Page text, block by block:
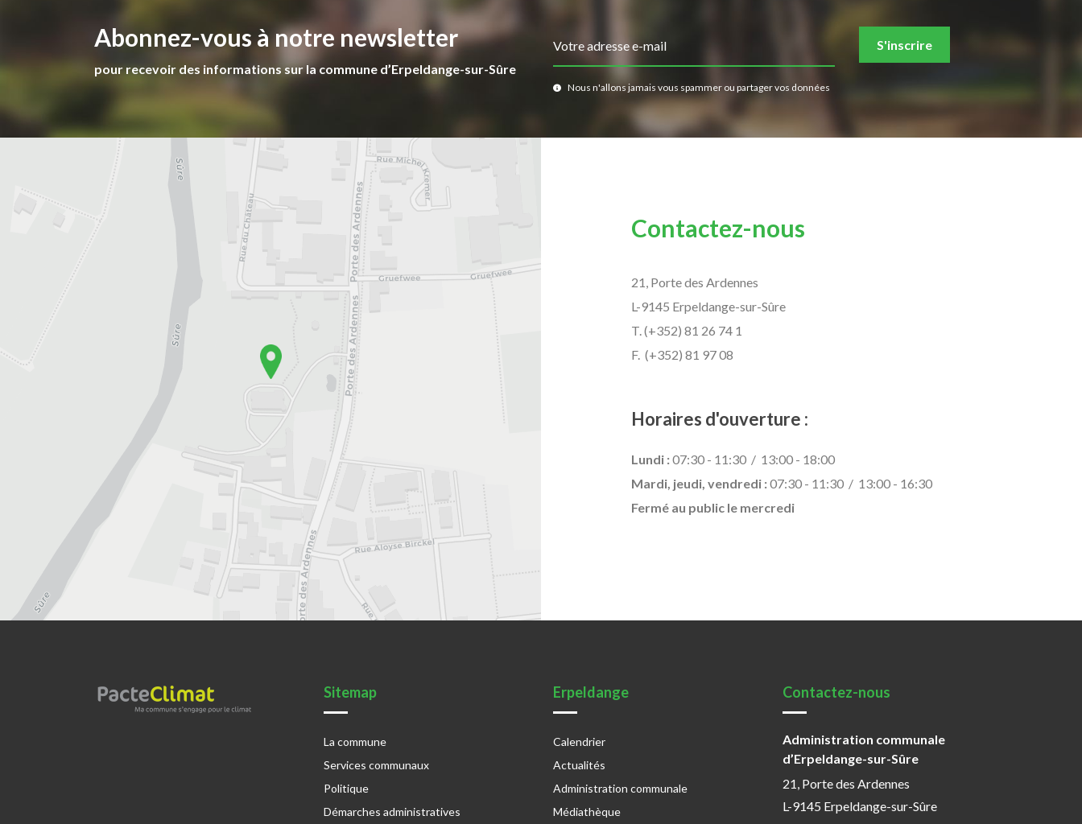
Abonnez-vous à notre newsletter
pour recevoir des informations sur la commune d’Erpeldange-sur-Sûre
Nous n'allons jamais vous spammer ou partager vos données
S'inscrire
Contactez-nous
21, Porte des Ardennes
L-9145 Erpeldange-sur-Sûre
T. (+352) 81 26 74 1
F. (+352) 81 97 08
Horaires d'ouverture :
Lundi :07:30 - 11:30 / 13:00 - 18:00
Mardi, jeudi, vendredi :07:30 - 11:30 / 13:00 - 16:30
Fermé au public le mercredi
Sitemap
La commune
Services communaux
Politique
Démarches administratives
Erpeldange
Calendrier
Actualités
Administration communale
Médiathèque
Contactez-nous
Administration communale
d’Erpeldange-sur-Sûre
21, Porte des Ardennes
L-9145 Erpeldange-sur-Sûre